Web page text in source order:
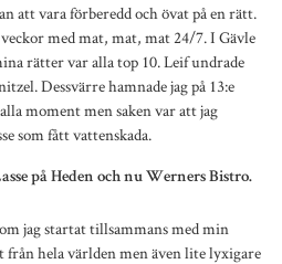
att vara förberedd och övat på en rätt.
med mat, mat, mat 24/7. I Gävle
rätter var alla top 10. Leif undrade
Dessvärre hamnade jag på 13:e
moment men saken var att jag
som fått vattenskada.
på Heden och nu Werners Bistro.
jag startat tillsammans med min
från hela världen men även lite lyxigare